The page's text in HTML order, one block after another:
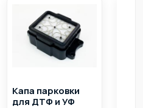
Капа парковки
для ДТФ и УФ